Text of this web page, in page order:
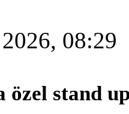
08:29
özel stand